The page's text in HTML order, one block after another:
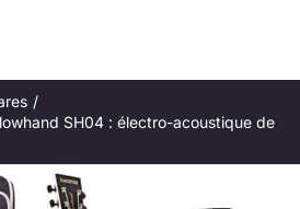
SH04 : électro-acoustique de